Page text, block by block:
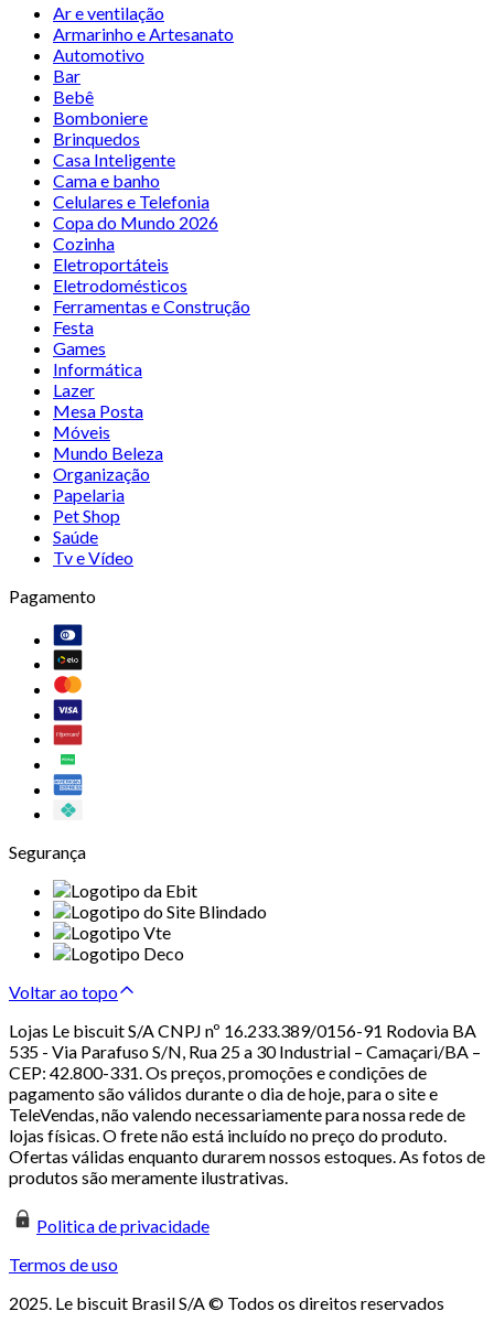
Ar e ventilação
Armarinho e Artesanato
Automotivo
Bar
Bebê
Bomboniere
Brinquedos
Casa Inteligente
Cama e banho
Celulares e Telefonia
Copa do Mundo 2026
Cozinha
Eletroportáteis
Eletrodomésticos
Ferramentas e Construção
Festa
Games
Informática
Lazer
Mesa Posta
Móveis
Mundo Beleza
Organização
Papelaria
Pet Shop
Saúde
Tv e Vídeo
Pagamento
Segurança
Voltar ao topo
Lojas Le biscuit S/A CNPJ nº 16.233.389/0156-91 Rodovia BA
535 - Via Parafuso S/N, Rua 25 a 30 Industrial – Camaçari/BA –
CEP: 42.800-331. Os preços, promoções e condições de
pagamento são válidos durante o dia de hoje, para o site e
TeleVendas, não valendo necessariamente para nossa rede de
lojas físicas. O frete não está incluído no preço do produto.
Ofertas válidas enquanto durarem nossos estoques. As fotos de
produtos são meramente ilustrativas.
Politica de privacidade
Termos de uso
2025. Le biscuit Brasil S/A © Todos os direitos reservados